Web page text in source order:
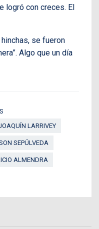
logró con creces. El
se fueron
Algo que un día
LARRIVEY
SEPÚLVEDA
ALMENDRA